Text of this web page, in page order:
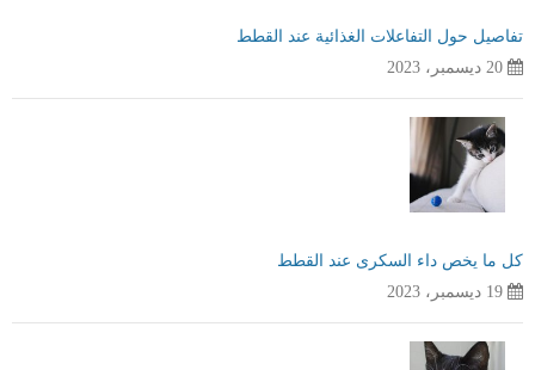
تفاصيل حول التفاعلات الغذائية عند القطط
20 ديسمبر، 2023
كل ما يخص داء السكرى عند القطط
19 ديسمبر، 2023